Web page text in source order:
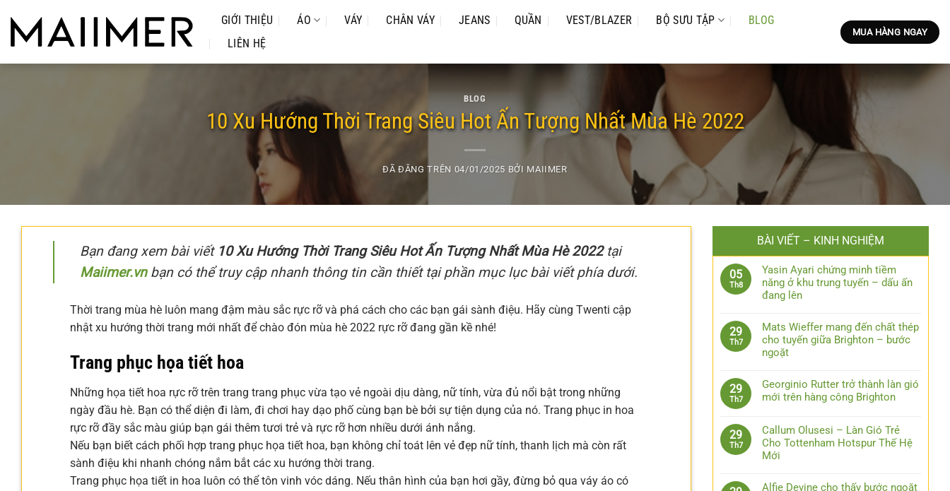
đến
nội
dung
GIỚI THIỆU ÁO VÁY CHÂN VÁY JEANS QUẦN VEST/BLAZER BỘ SƯU TẬP
BLOG
LIÊN HỆ
MUA HÀNG NGAY
BLOG
10 Xu Hướng Thời Trang Siêu Hot Ấn Tượng Nhất Mùa Hè 2022
ĐÃ ĐĂNG TRÊN 04/01/2025 BỞI MAIIMER
Bạn đang xem bài viết 10 Xu Hướng Thời Trang Siêu Hot Ấn Tượng Nhất Mùa Hè 2022tại
Maiimer.vn bạn có thể truy cập nhanh thông tin cần thiết tại phần mục lục bài viết phía dưới.
Thời trang mùa hè luôn mang đậm màu sắc rực rỡ và phá cách cho các bạn gái sành điệu. Hãy cùng Twenti cập
nhật xu hướng thời trang mới nhất để chào đón mùa hè 2022 rực rỡ đang gần kề nhé!
Trang phục họa tiết hoa
Những họa tiết hoa rực rỡ trên trang trang phục vừa tạo vẻ ngoài dịu dàng, nữ tính, vừa đủ nổi bật trong những
ngày đầu hè. Bạn có thể diện đi làm, đi chơi hay dạo phố cùng bạn bè bởi sự tiện dụng của nó. Trang phục in hoa
rực rỡ đầy sắc màu giúp bạn gái thêm tươi trẻ và rực rỡ hơn nhiều dưới ánh nắng.
Nếu bạn biết cách phối hợp trang phục họa tiết hoa, bạn không chỉ toát lên vẻ đẹp nữ tính, thanh lịch mà còn rất
sành điệu khi nhanh chóng nắm bắt các xu hướng thời trang.
Trang phục họa tiết in hoa luôn có thể tôn vinh vóc dáng. Nếu thân hình của bạn hơi gầy, đừng bỏ qua váy áo có
BÀI VIẾT – KINH NGHIỆM
05
Th8
Yasin Ayari chứng minh tiềm
năng ở khu trung tuyến – dấu ấn
đang lên
29
Th7
Mats Wieffer mang đến chất thép
cho tuyến giữa Brighton – bước
ngoặt
29
Th7
Georginio Rutter trở thành làn gió
mới trên hàng công Brighton
29
Th7
Callum Olusesi – Làn Gió Trẻ
Cho Tottenham Hotspur Thế Hệ
Mới
Alfie Devine cho thấy bước ngoặt